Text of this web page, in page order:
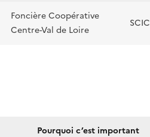
Foncière Coopérative
Centre-Val de Loire
SCIC
Pourquoi c’est important